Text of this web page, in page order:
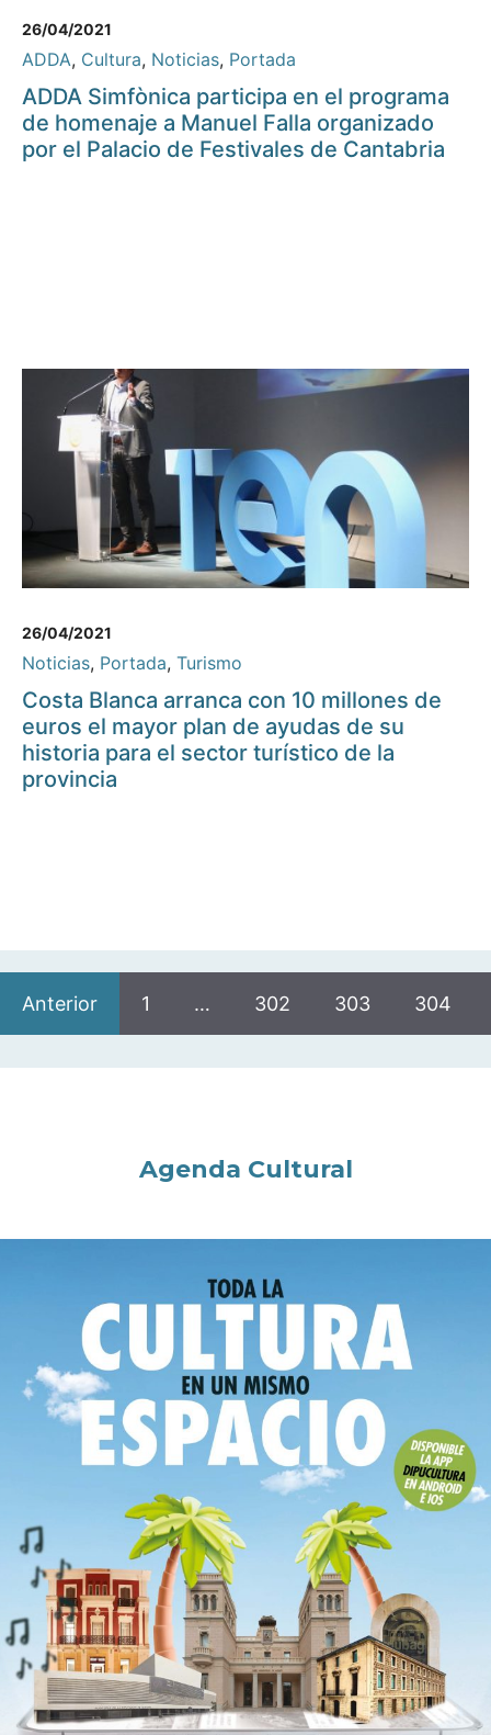
26/04/2021
ADDA, Cultura, Noticias, Portada
ADDA Simfònica participa en el programa
de homenaje a Manuel Falla organizado
por el Palacio de Festivales de Cantabria
26/04/2021
Noticias, Portada, Turismo
Costa Blanca arranca con 10 millones de
euros el mayor plan de ayudas de su
historia para el sector turístico de la
provincia
Anterior 1 … 302 303 304
Agenda Cultural